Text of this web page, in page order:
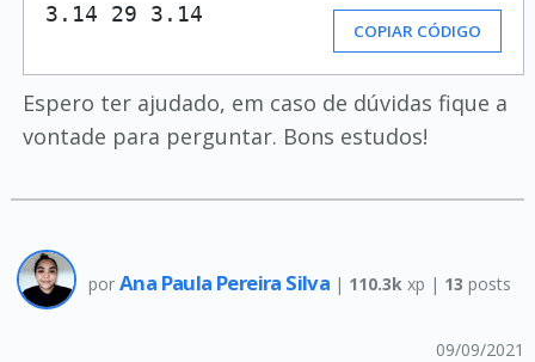
3.14 29 3.14
COPIAR CÓDIGO
Espero ter ajudado, em caso de dúvidas fique a
vontade para perguntar. Bons estudos!
por Ana Paula Pereira Silva | 110.3k xp | 13 posts
09/09/2021